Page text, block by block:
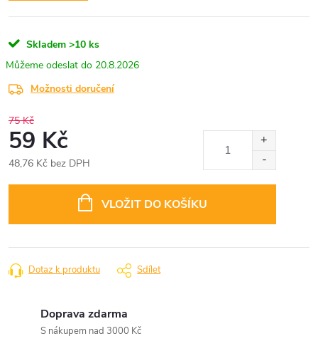
Skladem >10 ks
20.8.2026
Možnosti doručení
75 Kč
59 Kč
48,76 Kč bez DPH
VLOŽIT DO KOŠÍKU
Dotaz k produktu Sdílet
Doprava zdarma
S nákupem nad 3000 Kč